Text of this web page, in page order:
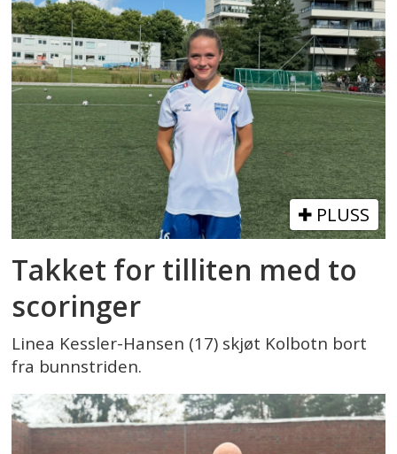
PLUSS
Takket for tilliten med to
scoringer
Linea Kessler-Hansen (17) skjøt Kolbotn bort
fra bunnstriden.